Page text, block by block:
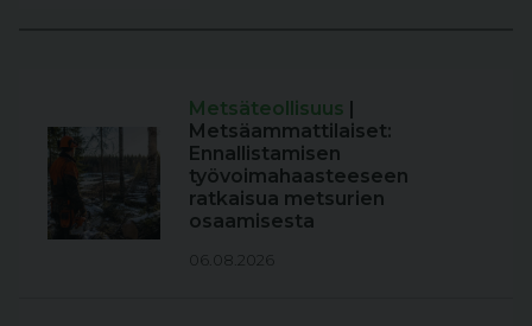
Metsäteollisuus |
Metsäammattilaiset:
Ennallistamisen
työvoimahaasteeseen
ratkaisua metsurien
osaamisesta
06.08.2026